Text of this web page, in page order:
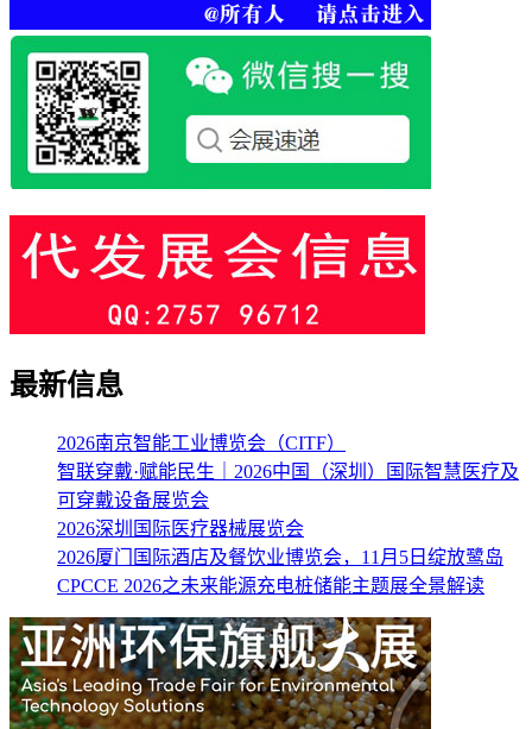
最新信息
2026南京智能工业博览会（CITF）
智联穿戴·赋能民生｜2026中国（深圳）国际智慧医疗及
可穿戴设备展览会
2026深圳国际医疗器械展览会
2026厦门国际酒店及餐饮业博览会，11月5日绽放鹭岛
CPCCE 2026之未来能源充电桩储能主题展全景解读